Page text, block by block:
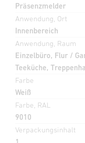
Präsenzmelder
Anwendung, Ort
Innenbereich
Anwendung, Raum
Einzelbüro, Flur /
Teeküche,
Farbe
Weiß
Farbe, RAL
9010
Verpackungsinhalt